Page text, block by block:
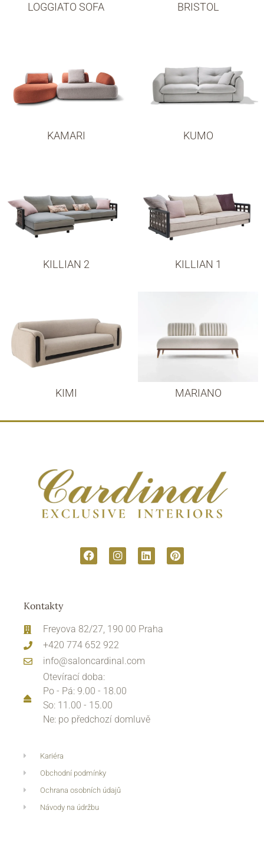
LOGGIATO SOFA BRISTOL
KAMARI KUMO
KILLIAN 2 KILLIAN 1
KIMI MARIANO
Kontakty
Freyova 82/27, 190 00 Praha
+420 774 652 922
info@saloncardinal.com
Otevírací doba:
Po - Pá: 9.00 - 18.00
So: 11.00 - 15.00
Ne: po předchozí domluvě
Kariéra
Obchodní podmínky
Ochrana osobních údajů
Návody na údržbu